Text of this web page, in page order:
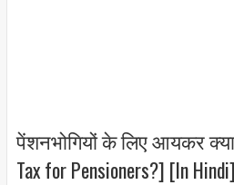
पेंशनभोगियों के लिए आयकर
Tax for Pensioners?] [In Hindi]